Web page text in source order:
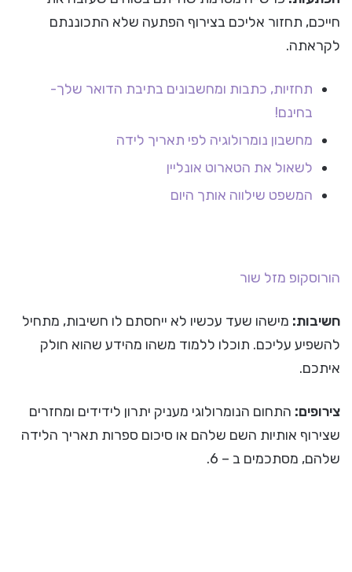
חייכם, תחזור אליכם בצירוף הפתעה שלא התכוננתם
לקראתה.
תחזיות, כתבות ומחשבונים בתיבת הדואר שלך-
בחינם!
מחשבון נומרולוגיה לפי תאריך לידה
לשאול את הטארוט אונליין
המשפט שילווה אותך היום
הורוסקופ מזל שור
חשיבות: מישהו שעד עכשיו לא ייחסתם לו חשיבות, מתחיל
להשפיע עליכם. תוכלו ללמוד משהו מהידע שהוא חולק
איתכם.
צירופים: התחום הנומרולוגי מעניק יתרון לידידים ומחזרים
שצירוף אותיות השם שלהם או סיכום ספרות תאריך הלידה
שלהם, מסתכמים ב – 6.